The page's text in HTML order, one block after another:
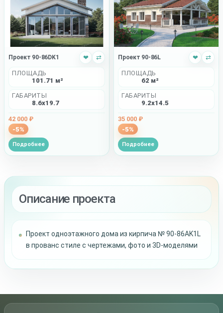
Проект 90-86DK1 ❤ ⇄
ПЛОЩАДЬ
101.71 м²
ГАБАРИТЫ
8.6x19.7
42 000 ₽
-5%
Подробнее
Проект 90-86L ❤ ⇄
ПЛОЩАДЬ
62 м²
ГАБАРИТЫ
9.2x14.5
35 000 ₽
-5%
Подробнее
Описание проекта
Проект одноэтажного дома из кирпича № 90-86AK1L
в прованс стиле с чертежами, фото и 3D-моделями